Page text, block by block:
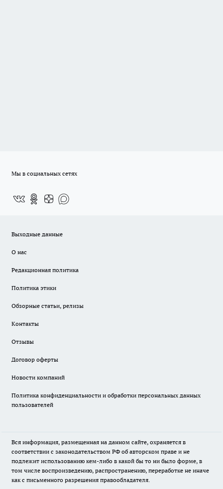
Мы в социальных сетях
Выходные данные
О нас
Редакционная политика
Политика этики
Обзорные статьи, релизы
Контакты
Отзывы
Договор оферты
Новости компаний
Политика конфиденциальности и обработки персональных данных
пользователей
Вся информация, размещенная на данном сайте, охраняется в
соответствии с законодательством РФ об авторском праве и не
подлежит использованию кем-либо в какой бы то ни было форме, в
том числе воспроизведению, распространению, переработке не иначе
как с письменного разрешения правообладателя.